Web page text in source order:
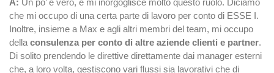
A: Un po’ è vero, e mi inorgoglisce molto questo ruolo. Diciamo
che mi occupo di una certa parte di lavoro per conto di ESSE I.
Inoltre, insieme a Max e agli altri membri del team, mi occupo
della consulenza per conto di altre aziende clienti e partner.
Di solito prendendo le direttive direttamente dai manager esterni
che, a loro volta, gestiscono vari flussi sia lavorativi che di